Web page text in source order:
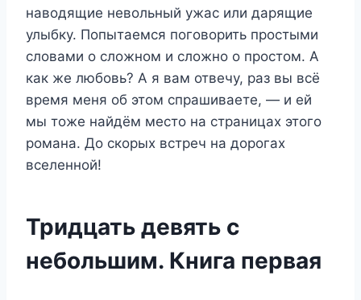
наводящие невольный ужас или дарящие
улыбку. Попытаемся поговорить простыми
словами о сложном и сложно о простом. А
как же любовь? А я вам отвечу, раз вы всё
время меня об этом спрашиваете, — и ей
мы тоже найдём место на страницах этого
романа. До скорых встреч на дорогах
вселенной!
Тридцать девять с
небольшим. Книга первая